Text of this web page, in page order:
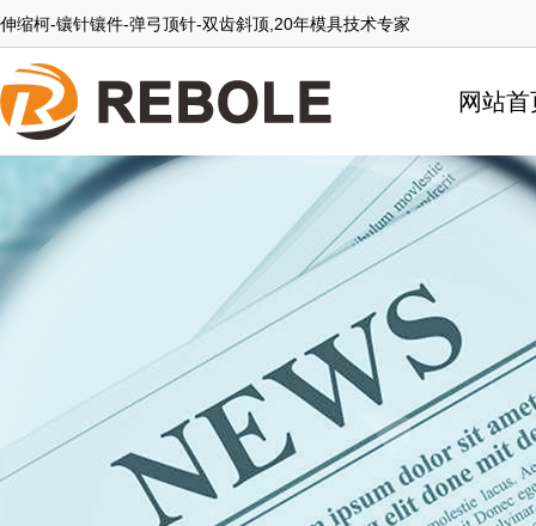
伸缩柯-镶针镶件-弹弓顶针-双齿斜顶,20年模具技术专家
网站首